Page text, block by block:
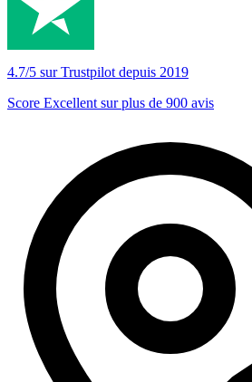
4.7/5 sur Trustpilot depuis 2019
Score Excellent sur plus de 900 avis